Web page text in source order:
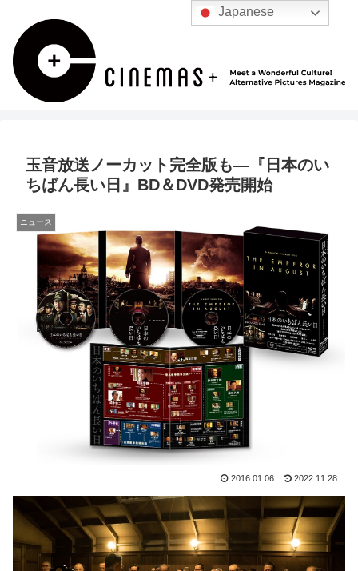
玉音放送ノーカット完全版も―『日本のい
ちばん長い日』BD＆DVD発売開始
ニュース
2016.01.06 2022.11.28
Japanese